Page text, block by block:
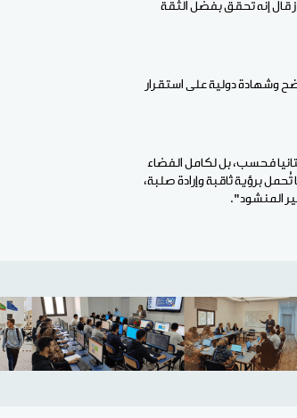
قال إنه تحقق بفضل الثقة
وشهادة دولية على استقرار
فحسب، بل لكامل الفضاء
برؤية ثاقبة وإرادة صلبة،
المنشود".